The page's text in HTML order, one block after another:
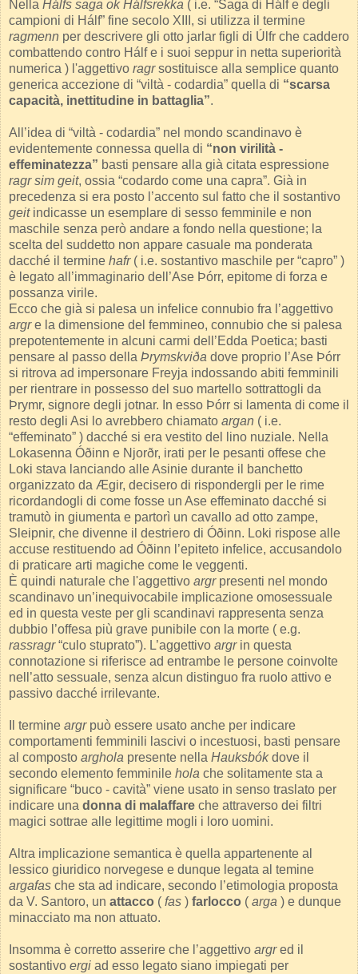
Nella Hálfs saga ok Hálfsrekka ( i.e. “Saga di Hálf e degli
campioni di Hálf” fine secolo XIII, si utilizza il termine
ragmenn per descrivere gli otto jarlar figli di Úlfr che caddero
combattendo contro Hálf e i suoi seppur in netta superiorità
numerica ) l'aggettivo ragrsostituisce alla semplice quanto
generica accezione di “viltà - codardia” quella di “scarsa
capacità, inettitudine in battaglia”.
All’idea di “viltà - codardia” nel mondo scandinavo è
evidentemente connessa quella di “non virilità -
effeminatezza” basti pensare alla già citata espressione
ragr sim geit, ossia “codardo come una capra”. Già in
precedenza si era posto l’accento sul fatto che il sostantivo
geitindicasse un esemplare di sesso femminile e non
maschile senza però andare a fondo nella questione; la
scelta del suddetto non appare casuale ma ponderata
dacché il termine hafr( i.e. sostantivo maschile per “capro” )
è legato all’immaginario dell’Ase Þórr, epitome di forza e
possanza virile.
Ecco che già si palesa un infelice connubio fra l’aggettivo
argre la dimensione del femmineo, connubio che si palesa
prepotentemente in alcuni carmi dell’Edda Poetica; basti
pensare al passo della Þrymskviða dove proprio l’Ase Þórr
si ritrova ad impersonare Freyja indossando abiti femminili
per rientrare in possesso del suo martello sottrattogli da
Þrymr, signore degli jotnar. In esso Þórr si lamenta di come il
resto degli Asi lo avrebbero chiamato argan ( i.e.
“effeminato” ) dacché si era vestito del lino nuziale. Nella
Lokasenna Óðinn e Njorðr, irati per le pesanti offese che
Loki stava lanciando alle Asinie durante il banchetto
organizzato da Ægir, decisero di rispondergli per le rime
ricordandogli di come fosse un Ase effeminato dacché si
tramutò in giumenta e partorì un cavallo ad otto zampe,
Sleipnir, che divenne il destriero di Óðinn. Loki rispose alle
accuse restituendo ad Óðinn l’epiteto infelice, accusandolo
di praticare arti magiche come le veggenti.
È quindi naturale che l'aggettivo argrpresenti nel mondo
scandinavo un’inequivocabile implicazione omosessuale
ed in questa veste per gli scandinavi rappresenta senza
dubbio l’offesa più grave punibile con la morte ( e.g.
rassragr“culo stuprato”). L’aggettivo argrin questa
connotazione si riferisce ad entrambe le persone coinvolte
nell’atto sessuale, senza alcun distinguo fra ruolo attivo e
passivo dacché irrilevante.
Il termine argrpuò essere usato anche per indicare
comportamenti femminili lascivi o incestuosi, basti pensare
al composto arghola presente nella Hauksbókdove il
secondo elemento femminile hola che solitamente sta a
significare “buco - cavità” viene usato in senso traslato per
indicare una donna di malaffare che attraverso dei filtri
magici sottrae alle legittime mogli i loro uomini.
Altra implicazione semantica è quella appartenente al
lessico giuridico norvegese e dunque legata al temine
argafas che sta ad indicare, secondo l’etimologia proposta
da V. Santoro, un attacco ( fas ) farlocco ( arga ) e dunque
minacciato ma non attuato.
Insomma è corretto asserire che l’aggettivo argred il
sostantivo ergi ad esso legato siano impiegati per